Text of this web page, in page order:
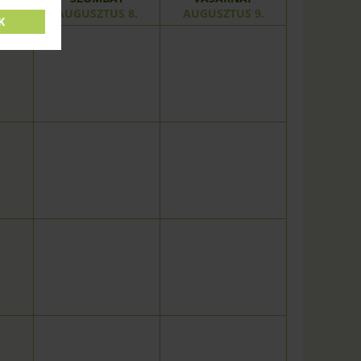
AUGUSZTUS 8.
AUGUSZTUS 9.